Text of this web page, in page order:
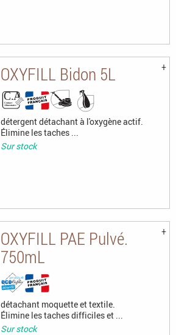
OXYFILL Bidon 5L
détergent détachant à l'oxygène actif.
Élimine les taches ...
Sur stock
OXYFILL PAE Pulvé.
750mL
détachant moquette et textile.
Élimine les taches difficiles et ...
Sur stock